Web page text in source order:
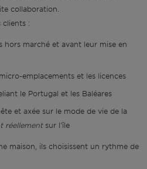
collaboration.
clients :
hors marché et avant leur mise en
emplacements et les licences
le Portugal et les Baléares
et axée sur le mode de vie de la
réellementsur l'île
maison, ils choisissent un rythme de